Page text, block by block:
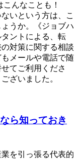
んなことも！
いという方は、こ
うか。《ジョブハ
ントによる、転
対策に関する相談
メールや電話で随
てご利用くださ
ざいました。
ら知っておき
を引っ張る代表的